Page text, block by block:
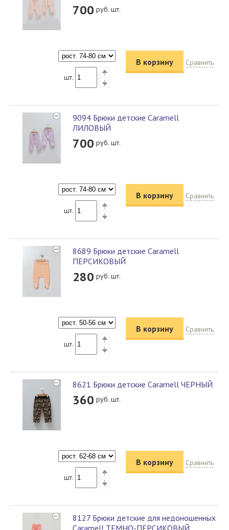
700 руб. шт.
шт.
В корзину Сравнить
9094 Брюки детские Caramell
ЛИЛОВЫЙ
700 руб. шт.
шт.
В корзину Сравнить
8689 Брюки детские Caramell
ПЕРСИКОВЫЙ
280 руб. шт.
шт.
В корзину Сравнить
8621 Брюки детские Caramell ЧЕРНЫЙ
360 руб. шт.
шт.
В корзину Сравнить
8127 Брюки детские для недоношенных
Caramell ТЕМНО-ПЕРСИКОВЫЙ